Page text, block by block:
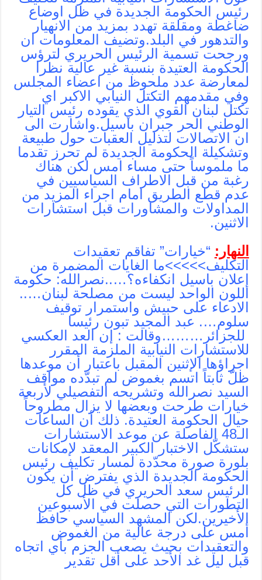
رئيس الحكومة الجديدة في ظل اوضاع
ضاغطة ومقلقة تهدد بمزيد من الانهيار
والتدهور في البلد.وتضيف المعلومات ان
ورجحت تسمية الرئيس الحريري لترؤس
الحكومة العتيدة بنسبة غير عالية نظرا
لمعارضة عدد ملحوظ من اعضاء المجلس
وفي مقدمهم التكتل النيابي الاكبر اي
تكتل لبنان القوي الذي يقوده رئيس التيار
الوطني الحر جبران باسيل.واشارت الى
ان الاتصالات لتذليل العقبات حول طبيعة
وتشكيلة الحكومة الجديدة لم تحرز تقدما
ما ملموساً حتى مساء امس لكن هناك
رغبة من قبل الاطراف السياسيين في
عدم قطع الطريق امام اجراء المزيد من
المداولات والمشاورات قبل استشارات
الاثنين.
النهار: “خيارات” تفاقم تعقيدات
التكليف>>>>>ما الغايات المضمرة من
إعلان باسيل انكفاءه؟…..نصرالله: حكومة
اللون الواحد ليست من مصلحة لبنان…..
الادعاء على حبيش واستمرار توقيف
سلوم…. عبد المجيد تبون رئيسا
للجزائر………وقالت : إن العد العكسي
للاستشارات النيابية الملزمة المقرر
اجراؤها الإثنين المقبل باعتبار أن موعدها
ظلّ ثابتاً اتسم بغموض لم تبدّده مواقف
السيد نصرالله وتشريحه التفصيلي لأربعة
خيارات طرحت وبعضها لا يزال مطروحاً
حيال الحكومة العتيدة. ذلك أن الساعات
الـ48 الفاصلة عن موعد الاستشارات
ستشكّل الاختبار الكبير المعقد لإمكانات
بلورة صورة محدّدة لمسار تكليف رئيس
الحكومة الجديدة الذي يفترض أن يكون
الرئيس سعد الحريري في ظل كل
التطورات التي حصلت في الأسبوعين
الأخيرين.لكن المشهد السياسي حافظ
أمس على درجة عالية من الغموض
والتعقيدات بحيث يصعب الجزم بأي اتجاه
قبل ليل غد الأحد على أقل تقدير